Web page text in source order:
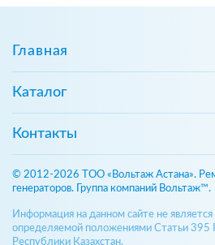
Главная
Каталог
Контакты
© 2012-2026 ТОО «Вольтаж Астана».
генераторов. Группа компаний Вольтаж™.
Информация на данном сайте не
определяемой положениями Статьи 395
Республики Казахстан.